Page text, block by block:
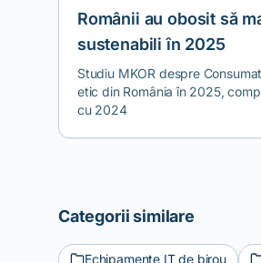
Românii au obosit să
sustenabili în 2025
Studiu MKOR despre
etic din România în 2025,
cu 2024
Categorii similare
Echipamente IT de birou